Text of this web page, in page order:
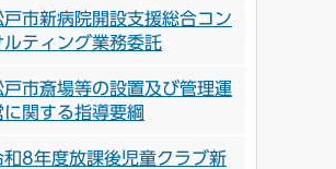
戸市新病院開設支援総合コン
ルティング業務委託
戸市斎場等の設置及び管理運
に関する指導要綱
和8年度放課後児童クラブ新